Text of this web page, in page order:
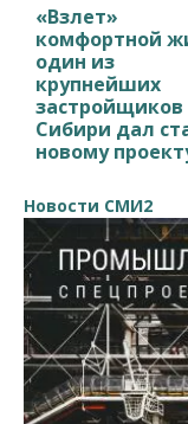
«Взлет»
комфортной
один из
крупнейших
застройщиков
Сибири дал
новому
Новости СМИ2